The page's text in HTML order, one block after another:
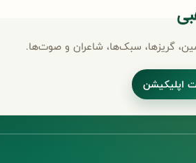
گریزها، سبک‌ها، شاعران و صوت‌ها.
اپلیکیشن